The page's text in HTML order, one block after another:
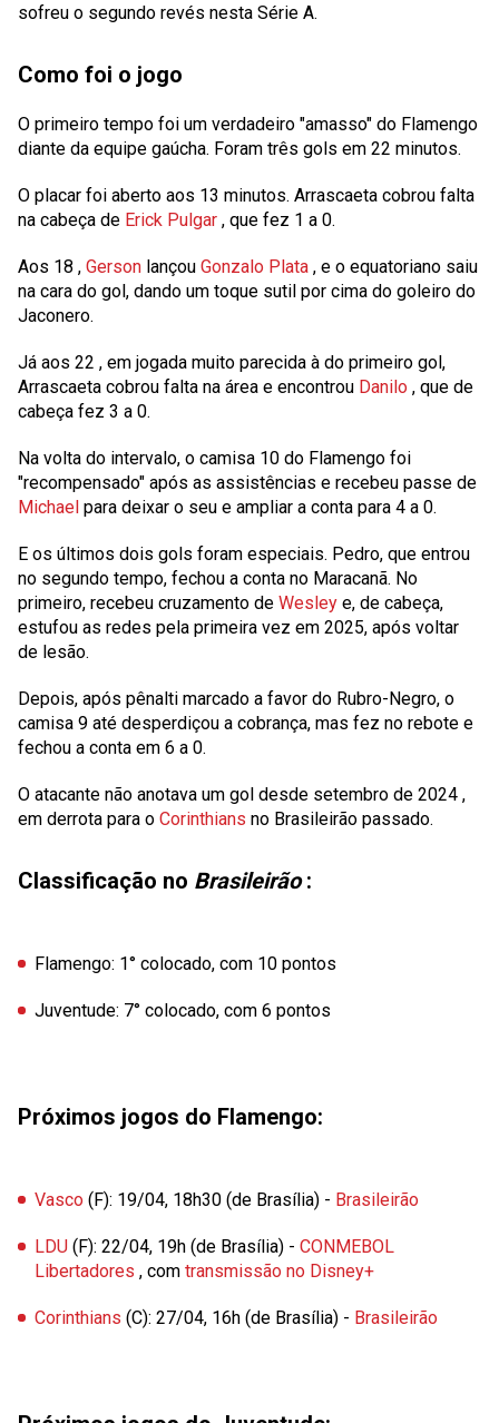
sofreu o segundo revés nesta Série A.
Como foi o jogo
O primeiro tempo foi um verdadeiro "amasso" do Flamengo
diante da equipe gaúcha. Foram três gols em 22 minutos.
O placar foi aberto aos 13 minutos. Arrascaeta cobrou falta
na cabeça de Erick Pulgar , que fez 1 a 0.
Aos 18 , Gerson lançou Gonzalo Plata , e o equatoriano saiu
na cara do gol, dando um toque sutil por cima do goleiro do
Jaconero.
Já aos 22 , em jogada muito parecida à do primeiro gol,
Arrascaeta cobrou falta na área e encontrou Danilo , que de
cabeça fez 3 a 0.
Na volta do intervalo, o camisa 10 do Flamengo foi
"recompensado" após as assistências e recebeu passe de
Michael para deixar o seu e ampliar a conta para 4 a 0.
E os últimos dois gols foram especiais. Pedro, que entrou
no segundo tempo, fechou a conta no Maracanã. No
primeiro, recebeu cruzamento de Wesley e, de cabeça,
estufou as redes pela primeira vez em 2025, após voltar
de lesão.
Depois, após pênalti marcado a favor do Rubro-Negro, o
camisa 9 até desperdiçou a cobrança, mas fez no rebote e
fechou a conta em 6 a 0.
O atacante não anotava um gol desde setembro de 2024 ,
em derrota para o Corinthians no Brasileirão passado.
Classificação no Brasileirão:
Flamengo: 1° colocado, com 10 pontos
Juventude: 7° colocado, com 6 pontos
Próximos jogos do Flamengo:
Vasco (F): 19/04, 18h30 (de Brasília) - Brasileirão
LDU (F): 22/04, 19h (de Brasília) - CONMEBOL
Libertadores , com transmissão no Disney+
Corinthians (C): 27/04, 16h (de Brasília) - Brasileirão